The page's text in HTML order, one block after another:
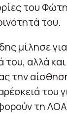
του
του.
μίλησε
του, αλλά
την
του
τη